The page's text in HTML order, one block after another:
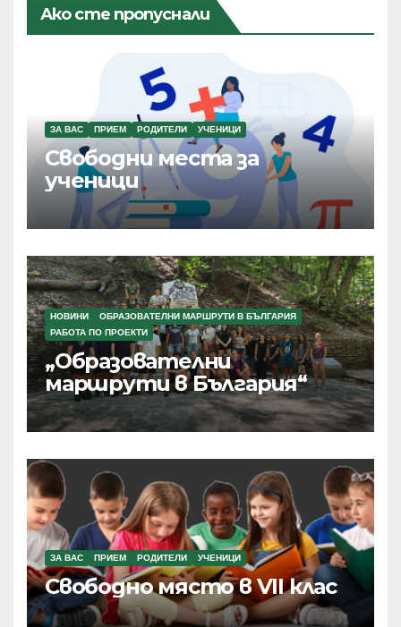
Ако сте пропуснали
ЗА ВАС ПРИЕМ РОДИТЕЛИ УЧЕНИЦИ
Свободни места за
ученици
НОВИНИ
ОБРАЗОВАТЕЛНИ МАРШРУТИ В БЪЛГАРИЯ
РАБОТА ПО ПРОЕКТИ
„Образователни
маршрути в България“
ЗА ВАС ПРИЕМ РОДИТЕЛИ УЧЕНИЦИ
Свободно място в VII клас